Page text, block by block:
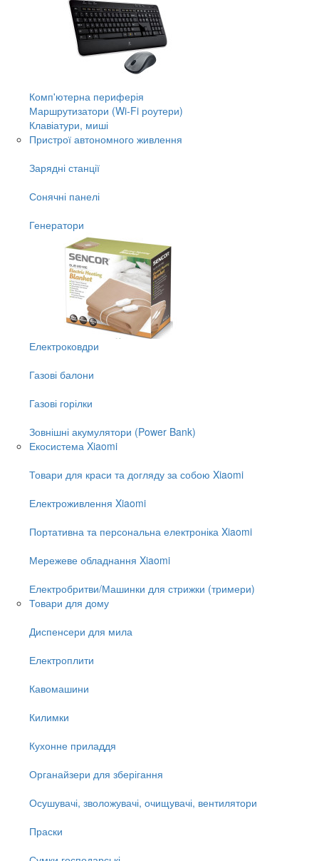
Комп'ютерна периферія
Маршрутизатори (Wi-Fi роутери)
Клавіатури, миші
Пристрої автономного живлення
Зарядні станції
Сонячні панелі
Генератори
Електроковдри
Газові балони
Газові горілки
Зовнішні акумулятори (Power Bank)
Екосистема Xiaomi
Товари для краси та догляду за собою Xiaomi
Електроживлення Xiaomi
Портативна та персональна електроніка Xiaomi
Мережеве обладнання Xiaomi
Електробритви/Машинки для стрижки (тримери)
Товари для дому
Диспенсери для мила
Електроплити
Кавомашини
Килимки
Кухонне приладдя
Органайзери для зберігання
Осушувачі, зволожувачі, очищувачі, вентилятори
Праски